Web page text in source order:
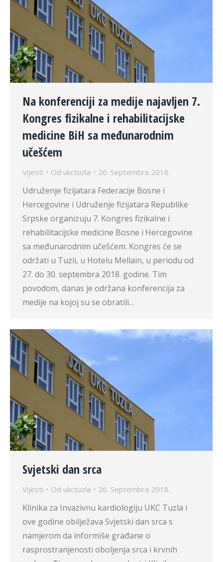
Na konferenciji za medije najavljen 7.
Kongres fizikalne i rehabilitacijske
medicine BiH sa međunarodnim
učešćem
Vijesti Od ukctuzla 26. Septembra 2018.
Udruženje fizijatara Federacije Bosne i
Hercegovine i Udruženje fizijatara Republike
Srpske organizuju 7. Kongres fizikalne i
rehabilitacijske medicine Bosne i Hercegovine
sa međunarodnim učešćem. Kongres će se
održati u Tuzli, u Hotelu Mellain, u periodu od
27. do 30. septembra 2018. godine. Tim
povodom, danas je održana konferencija za
medije na kojoj su se obratili…
Svjetski dan srca
Vijesti Od ukctuzla 26. Septembra 2018.
Klinika za Invazivnu kardiologiju UKC Tuzla i
ove godine obilježava Svjetski dan srca s
namjerom da informiše građane o
rasprostranjenosti oboljenja srca i krvnih